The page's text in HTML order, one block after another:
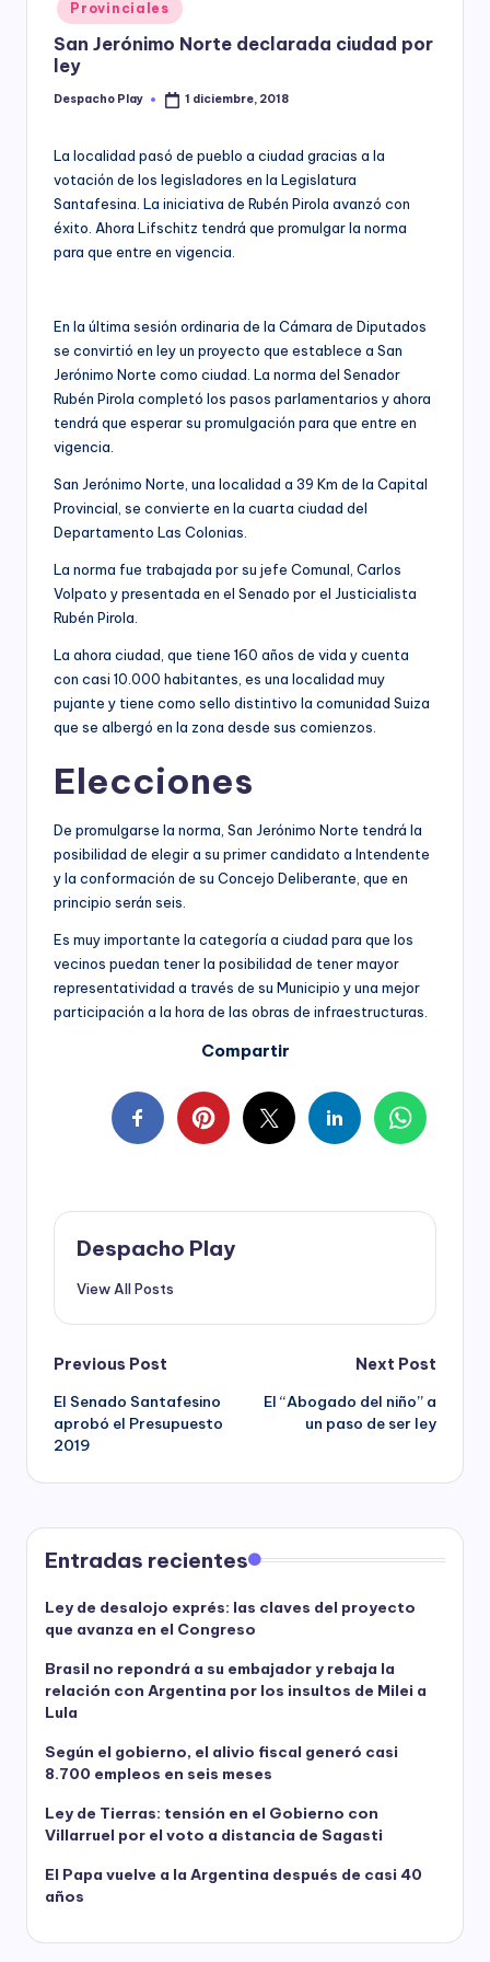
y
in
Provinciales
San Jerónimo Norte declarada ciudad por
ley
Posted
Despacho Play 1 diciembre, 2018
La localidad pasó de pueblo a ciudad gracias a la
votación de los legisladores en la Legislatura
Santafesina. La iniciativa de Rubén Pirola avanzó con
éxito. Ahora Lifschitz tendrá que promulgar la norma
para que entre en vigencia.
En la última sesión ordinaria de la Cámara de Diputados
se convirtió en ley un proyecto que establece a San
Jerónimo Norte como ciudad. La norma del Senador
Rubén Pirola completó los pasos parlamentarios y ahora
tendrá que esperar su promulgación para que entre en
vigencia.
San Jerónimo Norte, una localidad a 39 Km de la Capital
Provincial, se convierte en la cuarta ciudad del
Departamento Las Colonias.
La norma fue trabajada por su jefe Comunal, Carlos
Volpato y presentada en el Senado por el Justicialista
Rubén Pirola.
La ahora ciudad, que tiene 160 años de vida y cuenta
con casi 10.000 habitantes, es una localidad muy
pujante y tiene como sello distintivo la comunidad Suiza
que se albergó en la zona desde sus comienzos.
Elecciones
De promulgarse la norma, San Jerónimo Norte tendrá la
posibilidad de elegir a su primer candidato a Intendente
y la conformación de su Concejo Deliberante, que en
principio serán seis.
Es muy importante la categoría a ciudad para que los
vecinos puedan tener la posibilidad de tener mayor
representatividad a través de su Municipio y una mejor
participación a la hora de las obras de infraestructuras.
Compartir
Despacho Play
View All Posts
Post
navigation
Previous Post
El Senado Santafesino
aprobó el Presupuesto
2019
Next Post
El “Abogado del niño” a
un paso de ser ley
Entradas recientes
Ley de desalojo exprés: las claves del proyecto
que avanza en el Congreso
Brasil no repondrá a su embajador y rebaja la
relación con Argentina por los insultos de Milei a
Lula
Según el gobierno, el alivio fiscal generó casi
8.700 empleos en seis meses
Ley de Tierras: tensión en el Gobierno con
Villarruel por el voto a distancia de Sagasti
El Papa vuelve a la Argentina después de casi 40
años